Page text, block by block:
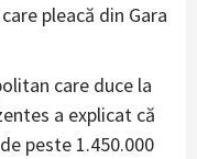
pleacă din Gara
care duce la
a explicat că
peste 1.450.000